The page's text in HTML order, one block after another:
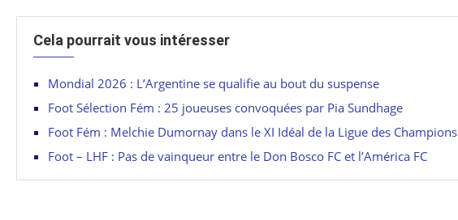
Cela pourrait vous intéresser
Mondial 2026 : L’Argentine se qualifie au bout du suspense
Foot Sélection Fém : 25 joueuses convoquées par Pia Sundhage
Foot Fém : Melchie Dumornay dans le XI Idéal de la Ligue des Champions
Foot – LHF : Pas de vainqueur entre le Don Bosco FC et l’América FC